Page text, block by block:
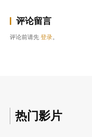
评论留言
评论前请先 登录。
热门影片